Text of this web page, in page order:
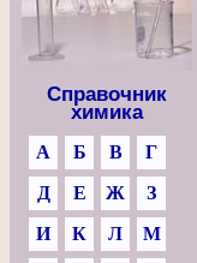
Справочник
химика
А Б В
Г
Д
Е Ж
З
И
К Л
М